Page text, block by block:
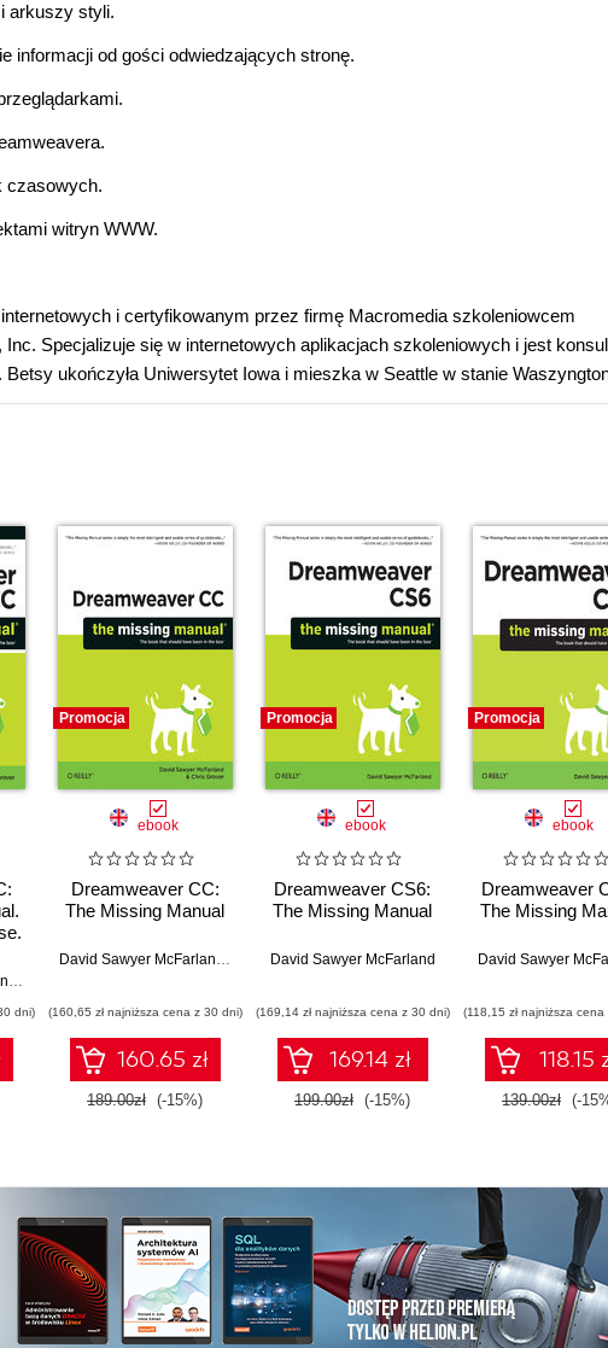
arkuszy styli.
informacji od gości odwiedzających stronę.
czasowych.
witryn WWW.
i certyfikowanym przez firmę Macromedia szkoleniowcem
Specjalizuje się w internetowych aplikacjach szkoleniowych i jest
ukończyła Uniwersytet Iowa i mieszka w Seattle w stanie
David Sawyer McFarland,
dni)
Promocja
ebook
Dreamweaver CC:
The Missing Manual
David Sawyer McFarland, Chris Grover
(160,65 zł najniższa cena z 30 dni)
160.65 zł
189.00zł (-15%)
Promocja
ebook
Dreamweaver CS6:
The Missing Manual
David Sawyer McFarland
(169,14 zł najniższa cena z 30 dni)
169.14 zł
199.00zł (-15%)
Promocja
ebook
Dreamweaver
The Missing
David Sawyer
(118,15 zł najniższa
118.15
139.00zł (-